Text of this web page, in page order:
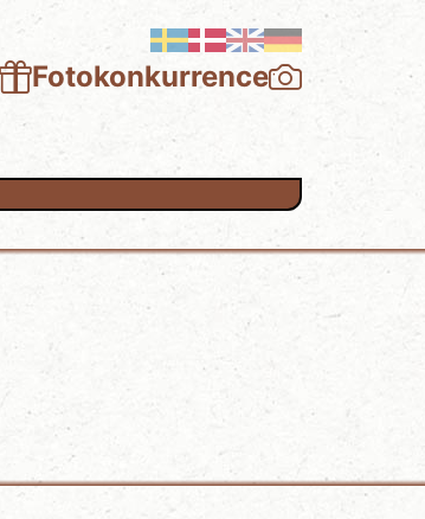
Fotokonkurrence